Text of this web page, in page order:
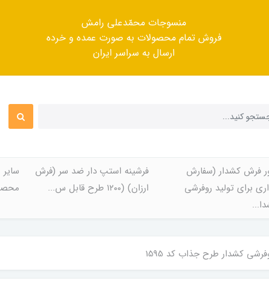
منسوجات محمّدعلی رامش
فروش تمام محصولات به صورت عمده و خرده
ارسال به سراسر ایران
فرش کشدار (سفارش
برای تولید روفرشی
فرشینه استپ دار ضد سر (فرش
ارزان) (۱۲۰۰ طرح قابل س...
سایر
کشدار طرح جذاب کد 1595